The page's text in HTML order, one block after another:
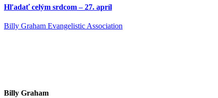
Hľadať celým srdcom – 27. apríl
Billy Graham Evangelistic Association
Billy Graham